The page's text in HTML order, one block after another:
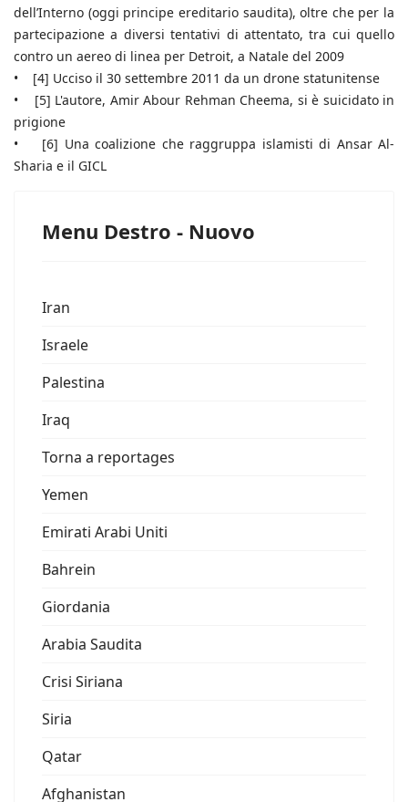
dell’Interno (oggi principe ereditario saudita), oltre che per la
partecipazione a diversi tentativi di attentato, tra cui quello
contro un aereo di linea per Detroit, a Natale del 2009
• [4] Ucciso il 30 settembre 2011 da un drone statunitense
• [5] L'autore, Amir Abour Rehman Cheema, si è suicidato in
prigione
• [6] Una coalizione che raggruppa islamisti di Ansar Al-
Sharia e il GICL
Menu Destro - Nuovo
Iran
Israele
Palestina
Iraq
Torna a reportages
Yemen
Emirati Arabi Uniti
Bahrein
Giordania
Arabia Saudita
Crisi Siriana
Siria
Qatar
Afghanistan